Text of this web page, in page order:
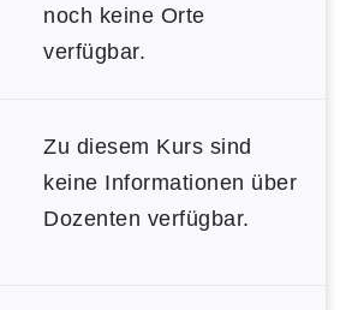
noch keine Orte
verfügbar.
Zu diesem Kurs sind
keine Informationen über
Dozenten verfügbar.